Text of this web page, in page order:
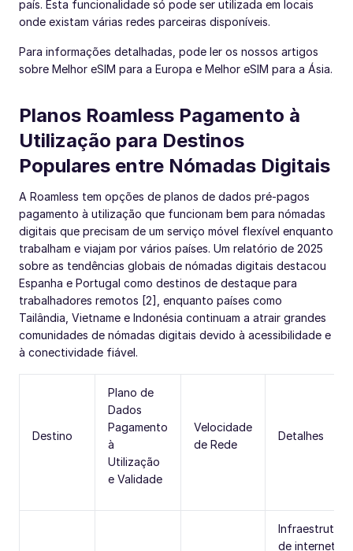
país. Esta funcionalidade só pode ser utilizada em locais
onde existam várias redes parceiras disponíveis.
Para informações detalhadas, pode ler os nossos artigos
sobre Melhor eSIM para a Europa e Melhor eSIM para a Ásia.
Planos Roamless Pagamento à
Utilização para Destinos
Populares entre Nómadas Digitais
A Roamless tem opções de planos de dados pré-pagos
pagamento à utilização que funcionam bem para nómadas
digitais que precisam de um serviço móvel flexível enquanto
trabalham e viajam por vários países. Um relatório de 2025
sobre as tendências globais de nómadas digitais destacou
Espanha e Portugal como destinos de destaque para
trabalhadores remotos [2], enquanto países como
Tailândia, Vietname e Indonésia continuam a atrair grandes
comunidades de nómadas digitais devido à acessibilidade e
à conectividade fiável.
Destino
Plano de
Dados
Pagamento
à
Utilização
e Validade
Velocidade
de Rede
Detalhes
Infraestrutura
de internet